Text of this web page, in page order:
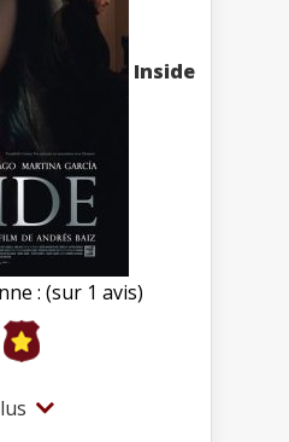
Inside
: (sur 1 avis)